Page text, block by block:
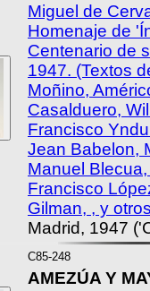
Miguel de
Homenaje de
Centenario de
1947. (Textos
Moñino,
Casalduero,
Francisco
Jean Babelon,
Manuel
Francisco
Gilman, , y
Madrid, 1947
C85-248
AMEZÚA Y